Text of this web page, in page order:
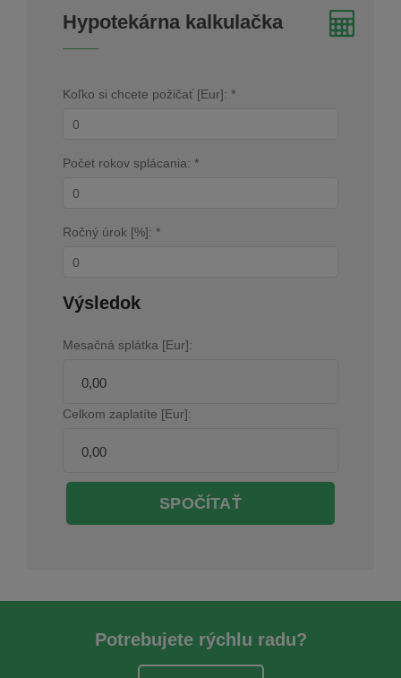
Hypotekárna kalkulačka
Koľko si chcete požičať [Eur]: *
Počet rokov splácania: *
Ročný úrok [%]: *
Výsledok
Mesačná splátka [Eur]:
Celkom zaplatíte [Eur]:
SPOČÍTAŤ
Potrebujete rýchlu radu?